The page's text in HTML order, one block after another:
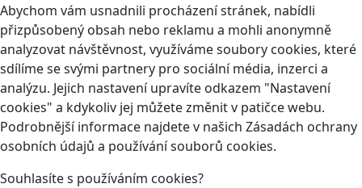
Abychom vám usnadnili procházení stránek, nabídli
přizpůsobený obsah nebo reklamu a mohli anonymně
analyzovat návštěvnost, využíváme soubory cookies, které
sdílíme se svými partnery pro sociální média, inzerci a
analýzu. Jejich nastavení upravíte odkazem "Nastavení
cookies" a kdykoliv jej můžete změnit v patičce webu.
Podrobnější informace najdete v našich Zásadách ochrany
osobních údajů a používání souborů cookies.
Souhlasíte s používáním cookies?